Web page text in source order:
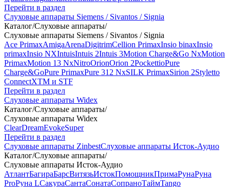
Перейти в раздел
Слуховые аппараты Siemens / Sivantos / Signia
Каталог/Слуховые аппараты/
Слуховые аппараты Siemens / Sivantos / Signia
Ace PrimaxAmigaArenaDigitrimCellion PrimaxInsio binaxInsio
primaxInsio NXIntuisIntuis 2Intuis 3Motion Charge&Go NxMotion
PrimaxMotion 13 NxNitroOrionOrion 2PockettioPure
Charge&GoPure PrimaxPure 312 NxSILK PrimaxSirion 2Styletto
ConnectXTM и STF
Перейти в раздел
Слуховые аппараты Widex
Каталог/Слуховые аппараты/
Слуховые аппараты Widex
ClearDreamEvokeSuper
Перейти в раздел
Слуховые аппараты ZinbestСлуховые аппараты Исток-Аудио
Каталог/Слуховые аппараты/
Слуховые аппараты Исток-Аудио
АтлантБагираБарсВитязьИстокПомощникПримаРунаРуна
ProРуна LСакураСантаСонатаСопраноТаймTango